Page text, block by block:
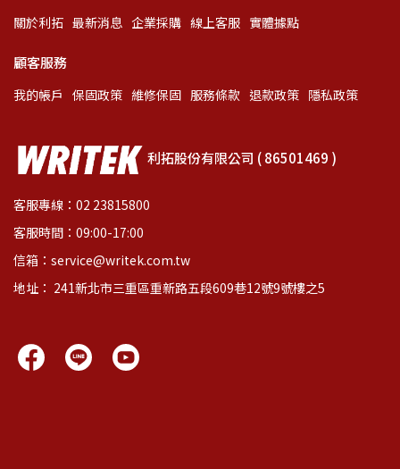
關於利拓 最新消息 企業採購 線上客服 實體據點
顧客服務
我的帳戶 保固政策 維修保固 服務條款 退款政策 隱私政策
利拓股份有限公司 ( 86501469 )
客服專線：02 23815800
客服時間：09:00-17:00
信箱：service@writek.com.tw
地址： 241新北市三重區重新路五段609巷12號9號樓之5